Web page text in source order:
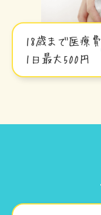
18歳まで医療費
1日最大500円